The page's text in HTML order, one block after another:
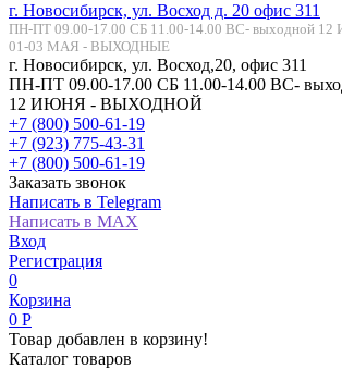
г. Новосибирск, ул. Восход д. 20 офис 311
ПН-ПТ 09.00-17.00 СБ 11.00-14.00 ВС- выходной
01-03 МАЯ - ВЫХОДНЫЕ
г. Новосибирск, ул. Восход,20, офис 311
ПН-ПТ 09.00-17.00 СБ 11.00-14.00 ВС-
12 ИЮНЯ - ВЫХОДНОЙ
+7 (800) 500-61-19
+7 (923) 775-43-31
+7 (800) 500-61-19
Заказать звонок
Написать в Telegram
Написать в MAX
Вход
Регистрация
0
Корзина
0 Р
Товар добавлен в корзину!
Каталог товаров